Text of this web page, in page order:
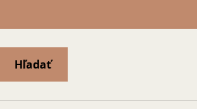
Hľadať